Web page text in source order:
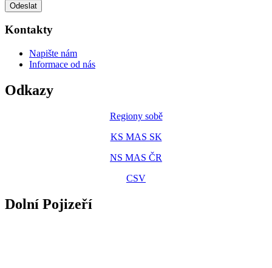
Odeslat
Kontakty
Napište nám
Informace od nás
Odkazy
Regiony sobě
KS MAS SK
NS MAS ČR
CSV
Dolní Pojizeří